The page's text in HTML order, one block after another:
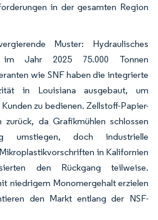
in der gesamten Region
Muster: Hydraulisches
im Jahr 2025 75.000 Tonnen
wie SNF haben die integrierte
in Louisiana ausgebaut, um
zu bedienen. Zellstoff-Papier-
zurück, da Grafikmühlen schlossen
umstiegen, doch industrielle
in Kalifornien
den Rückgang teilweise.
niedrigem Monomergehalt erzielen
den Markt entlang der NSF-